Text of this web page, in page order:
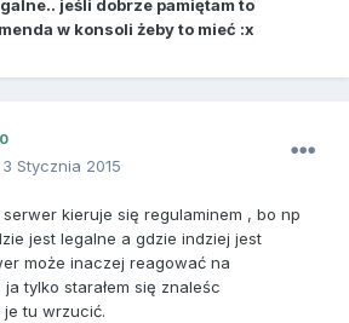
jeśli dobrze pamiętam to
w konsoli żeby to mieć :x
3 Stycznia 2015
kieruje się regulaminem , bo np
jest legalne a gdzie indziej jest
może inaczej reagować na
tylko starałem się znaleśc
tu wrzucić.